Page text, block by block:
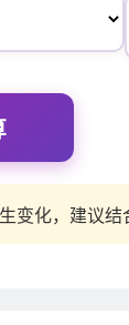
化，建议结